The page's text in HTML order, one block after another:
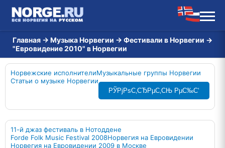
Главная → Музыка Норвегии → Фестивали в Норвегии →
"Евровидение 2010" в Норвегии
Норвежские исполнителиМузыкальные группы Норвегии
Статьи о музыке Норвегии
РЎРјРѕС‚СЂРµС‚СЊ РµС‰С‘
11-й джаз фестиваль в Нотоддене
Forde Folk Music Festival 2008Норвегия на Евровидении
Норвегия на Евровидении 2009 в Москве